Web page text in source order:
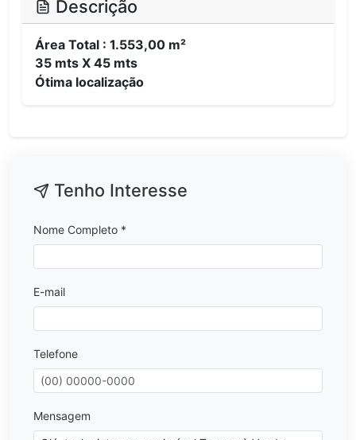
Descrição
Área Total : 1.553,00 m²
35 mts X 45 mts
Ótima localização
Tenho Interesse
Nome Completo *
E-mail
Telefone
Mensagem